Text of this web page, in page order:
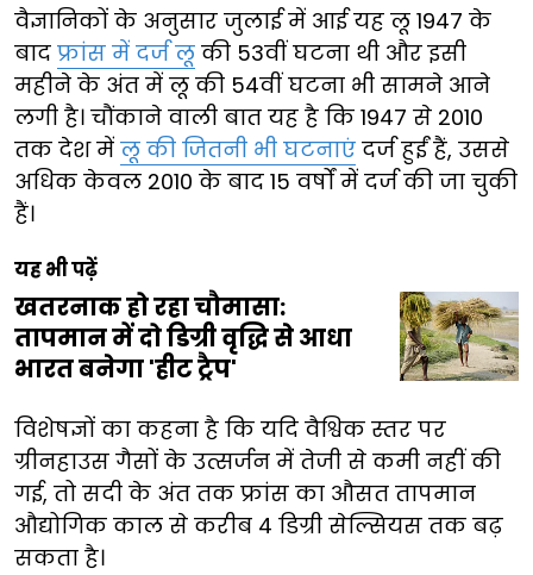
वैज्ञानिकों के अनुसार जुलाई में आई यह लू 1947 के
बाद फ्रांस में दर्ज लू की 53वीं घटना थी और इसी
महीने के अंत में लू की 54वीं घटना भी सामने आने
लगी है। चौंकाने वाली बात यह है कि 1947 से 2010
तक देश में लू की जितनी भी घटनाएं दर्ज हुईं हैं, उससे
अधिक केवल 2010 के बाद 15 वर्षों में दर्ज की जा चुकी
हैं।
यह भी पढ़ें
खतरनाक हो रहा चौमासा:
तापमान में दो डिग्री वृद्धि से आधा
भारत बनेगा 'हीट ट्रैप'
विशेषज्ञों का कहना है कि यदि वैश्विक स्तर पर
ग्रीनहाउस गैसों के उत्सर्जन में तेजी से कमी नहीं की
गई, तो सदी के अंत तक फ्रांस का औसत तापमान
औद्योगिक काल से करीब 4 डिग्री सेल्सियस तक बढ़
सकता है।